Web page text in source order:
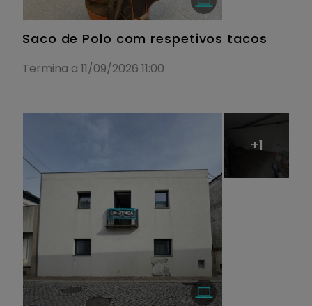
Saco de Polo com respetivos tacos
Termina a 11/09/2026 11:00
+1